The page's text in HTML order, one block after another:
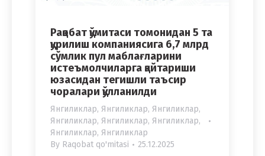
Рақобат қўмитаси томонидан 5 та
қурилиш компаниясига 6,7 млрд
сўмлик пул маблағларини
истеъмолчиларга қайтариши
юзасидан тегишли таъсир
чоралари қўлланилди
Янгиликлар, Янгиликлар, Янгиликлар,
Янгиликлар, Янгиликлар, Янгиликлар,
Янгиликлар, Янгиликлар
By Raqobat qo'mitasi 25.12.2025